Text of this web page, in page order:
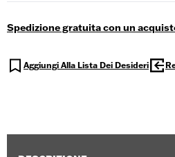
Spedizione gratuita con un
Aggiungi Alla Lista Dei Desideri